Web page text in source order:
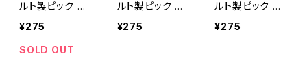
ルト製ピック ホ
ワイト
¥275
SOLD OUT
ルト製ピック グ
リーン
¥275
ルト製ピック レ
ッド
¥275